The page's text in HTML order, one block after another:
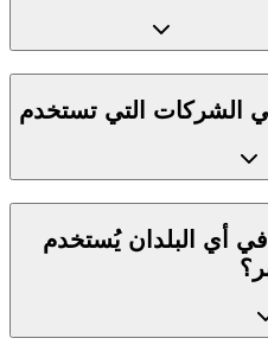
في أي البلدان يُستخدم GetFeedback بشكل